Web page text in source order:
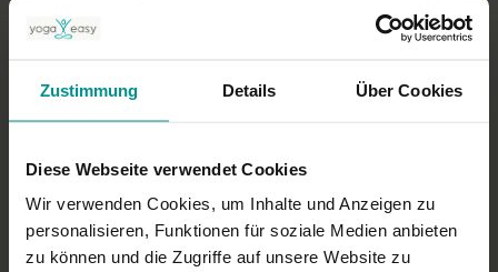
Zustimmung Details Über Cookies
Diese Webseite verwendet Cookies
Wir verwenden Cookies, um Inhalte und Anzeigen zu
personalisieren, Funktionen für soziale Medien anbieten
zu können und die Zugriffe auf unsere Website zu
sodass ich es zweimal anschauen hab müssen um auch richtig
zu atmen!ansonsten aber tolles Video
Melanie November 06, 2018
0
Mehr laden